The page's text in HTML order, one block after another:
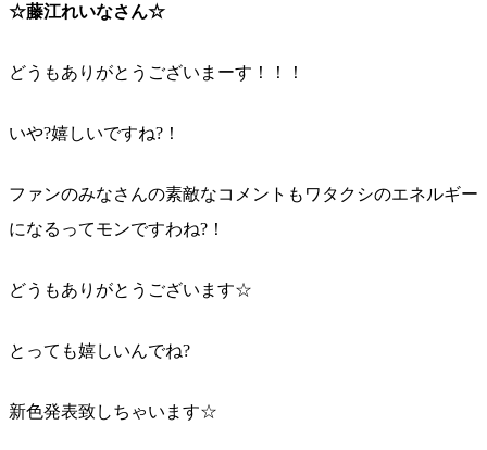
☆藤江れいなさん☆
どうもありがとうございまーす！！！
いや?嬉しいですね?！
ファンのみなさんの素敵なコメントもワタクシのエネルギー
になるってモンですわね?！
どうもありがとうございます☆
とっても嬉しいんでね?
新色発表致しちゃいます☆